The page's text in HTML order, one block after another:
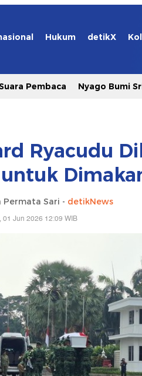
Hukum detikX
Pembaca Nyago Bumi
Ryacudu
Sari - detikNews
01 Jun 2026 12:09 WIB